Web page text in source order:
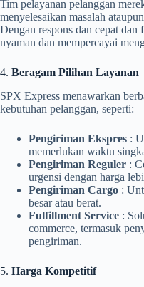
Tim pelayanan pelanggan
menyelesaikan masalah
Dengan respons dan cepat dan
nyaman dan mempercayai
4. Beragam Pilihan Layanan
SPX Express menawarkan
kebutuhan pelanggan, seperti:
Pengiriman Ekspres :
memerlukan waktu
Pengiriman Reguler :
urgensi dengan harga
Pengiriman Cargo :
besar atau berat.
Fulfillment Service :
commerce, termasuk
pengiriman.
5. Harga Kompetitif